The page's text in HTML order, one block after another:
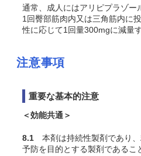
通常、成人にはアリピプラゾー
1回臀部筋肉内又は三角筋内に
性に応じて1回量300mgに減量す
注意事項
重要な基本的注意
＜効能共通＞
8.1 本剤は持続性製剤であり
予防を目的とする製剤であるこ